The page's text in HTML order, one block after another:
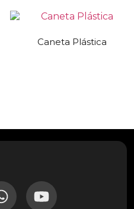
Caneta Plástica